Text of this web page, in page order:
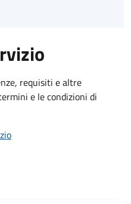
requisiti e altre
e le condizioni di